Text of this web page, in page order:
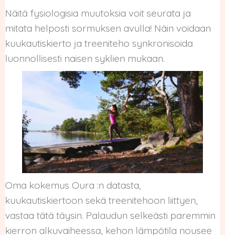
Näitä fysiologisia muutoksia voit seurata ja
mitata helposti sormuksen avulla! Näin voidaan
kuukautiskierto ja treeniteho synkronisoida
luonnollisesti naisen syklien mukaan.
Oma kokemus Oura :n datasta,
kuukautiskiertoon sekä treenitehoon liittyen,
vastaa tätä täysin. Palaudun selkeästi paremmin
kierron alkuvaiheessa, kehon lämpötila nousee